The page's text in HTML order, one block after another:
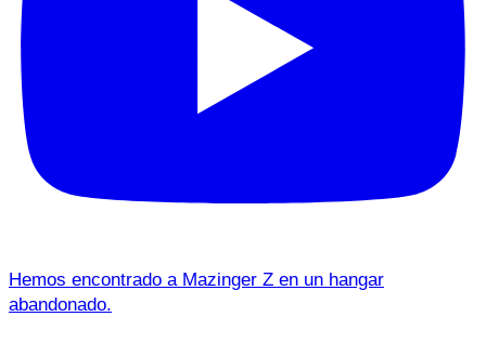
Hemos encontrado a Mazinger Z en un hangar
abandonado.